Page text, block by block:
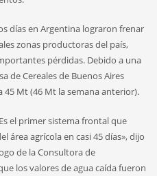
días en Argentina lograron frenar
zonas productoras del país,
pérdidas. Debido a una
de Cereales de Buenos Aires
45 Mt (46 Mt la semana anterior).
el primer sistema frontal que
área agrícola en casi 45 días», dijo
de la Consultora de
los valores de agua caída fueron